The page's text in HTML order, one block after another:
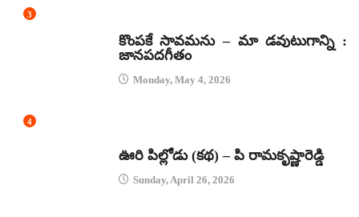
3
కొంపకే సావమను – మా డవుటుగాన్ని :
జానపదగీతం
Monday, May 4, 2026
4
ఊరి పిల్లోడు (కథ) – పి రామకృష్ణారెడ్డి
Sunday, April 26, 2026